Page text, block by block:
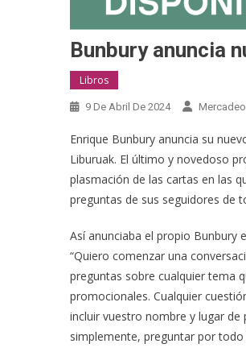
Bunbury anuncia
Libros
9 De Abril De 2024
Enrique Bunbury anuncia su
Liburuak. El último y novedoso
plasmación de las cartas en las
preguntas de sus seguidores de
Así anunciaba el propio Bunbury
“Quiero comenzar una
preguntas sobre cualquier tema
promocionales. Cualquier
incluir vuestro nombre y lugar
simplemente, preguntar por